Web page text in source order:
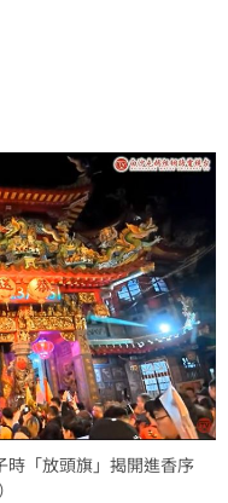
「放頭旗」揭開進香序